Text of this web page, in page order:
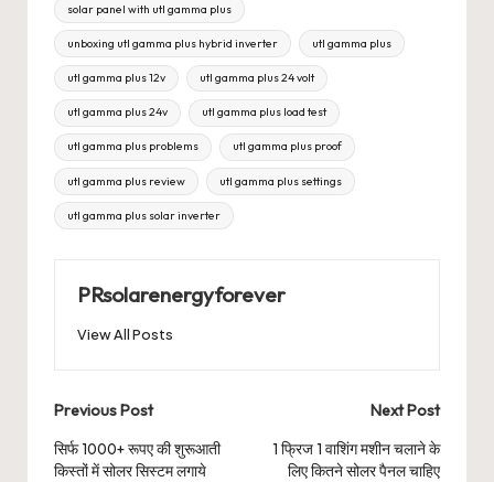
solar panel with utl gamma plus
unboxing utl gamma plus hybrid inverter utl gamma plus
utl gamma plus 12v utl gamma plus 24 volt
utl gamma plus 24v utl gamma plus load test
utl gamma plus problems utl gamma plus proof
utl gamma plus review utl gamma plus settings
utl gamma plus solar inverter
PRsolarenergyforever
View All Posts
Post
navigation
Previous Post
सिर्फ 1000+ रूपए की शुरूआती
किस्तों में सोलर सिस्टम लगाये
Next Post
1 फ्रिज 1 वाशिंग मशीन चलाने के
लिए कितने सोलर पैनल चाहिए